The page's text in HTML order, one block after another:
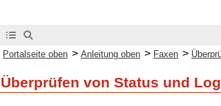
Portalseite oben > Anleitung oben > Faxen >
Überprüfen von Status und